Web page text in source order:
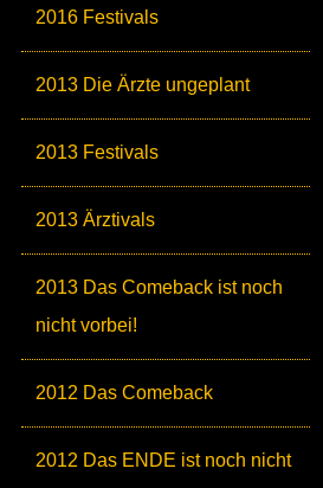
2016 Festivals
2013 Die Ärzte ungeplant
2013 Festivals
2013 Ärztivals
2013 Das Comeback ist noch
nicht vorbei!
2012 Das Comeback
2012 Das ENDE ist noch nicht